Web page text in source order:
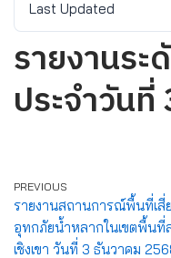
Last Updated
รายงานระ
ประจำวัน
PREVIOUS
รายงานสถานการณ์พื้นที่เสี่
อุทกภัยน้ำหลากในเขตพื้นที่
เชิงเขา วันที่ 3 ธันวาคม